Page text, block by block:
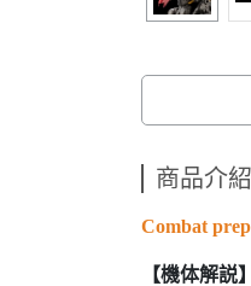
商品介紹
Combat
【機体解説】